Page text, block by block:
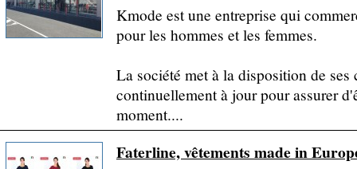
Kmode est une entreprise qui
pour les hommes et les femmes.
La société met à la disposition de
continuellement à jour pour assurer
moment....
Faterline, vêtements made in